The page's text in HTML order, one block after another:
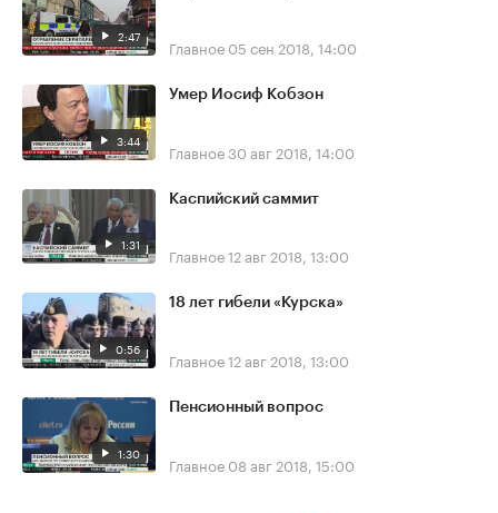
2:47 Главное 05 сен 2018, 14:00
3:44
Умер Иосиф Кобзон
Главное30 авг 2018, 14:00
1:31
Каспийский саммит
Главное12 авг 2018, 13:00
0:56
18 лет гибели «Курска»
Главное12 авг 2018, 13:00
1:30
Пенсионный вопрос
Главное 08 авг 2018, 15:00